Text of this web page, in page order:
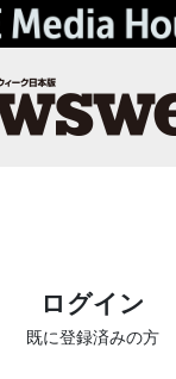
ログイン
既に登録済みの方